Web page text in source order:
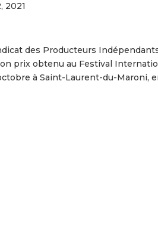
2021
des Producteurs
prix obtenu au Festival
à Saint-Laurent-du-Maroni,